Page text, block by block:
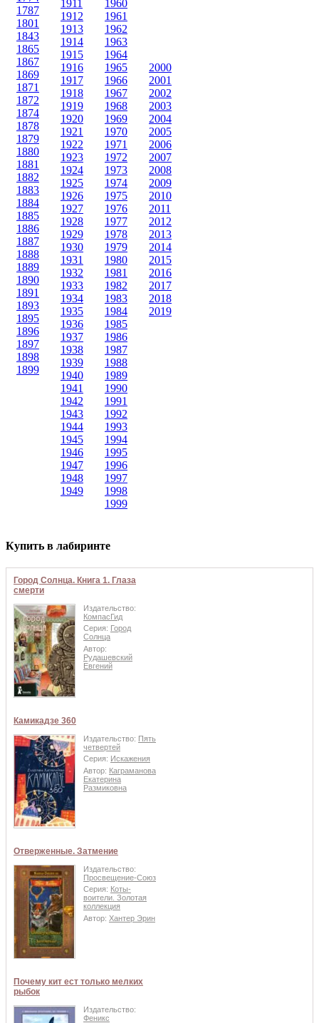
1787
1801
1843
1865
1867
1869
1871
1872
1874
1878
1879
1880
1881
1882
1883
1884
1885
1886
1887
1888
1889
1890
1891
1893
1895
1896
1897
1898
1899
1911
1912
1913
1914
1915
1916
1917
1918
1919
1920
1921
1922
1923
1924
1925
1926
1927
1928
1929
1930
1931
1932
1933
1934
1935
1936
1937
1938
1939
1940
1941
1942
1943
1944
1945
1946
1947
1948
1949
1960
1961
1962
1963
1964
1965
1966
1967
1968
1969
1970
1971
1972
1973
1974
1975
1976
1977
1978
1979
1980
1981
1982
1983
1984
1985
1986
1987
1988
1989
1990
1991
1992
1993
1994
1995
1996
1997
1998
1999
2000
2001
2002
2003
2004
2005
2006
2007
2008
2009
2010
2011
2012
2013
2014
2015
2016
2017
2018
2019
Купить в лабиринте
Город Солнца. Книга 1. Глаза
смерти
Издательство:
КомпасГид
Серия: Город
Солнца
Автор:
Рудашевский
Евгений
Камикадзе 360
Издательство: Пять
четвертей
Серия: Искажения
Автор: Каграманова
Екатерина
Размиковна
Отверженные. Затмение
Издательство:
Просвещение-Союз
Серия: Коты-
воители. Золотая
коллекция
Автор: Хантер Эрин
Почему кит ест только мелких
рыбок
Издательство:
Феникс